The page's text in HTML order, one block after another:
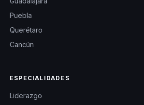
Puebla
Querétaro
Cancún
ESPECIALIDADES
Liderazgo